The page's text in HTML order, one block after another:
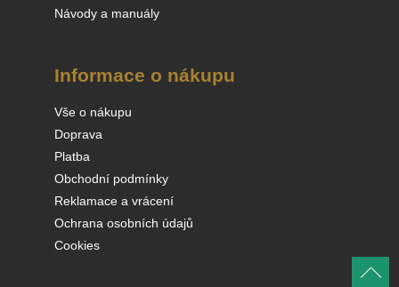
Návody a manuály
Informace o nákupu
Vše o nákupu
Doprava
Platba
Obchodní podmínky
Reklamace a vrácení
Ochrana osobních údajů
Cookies